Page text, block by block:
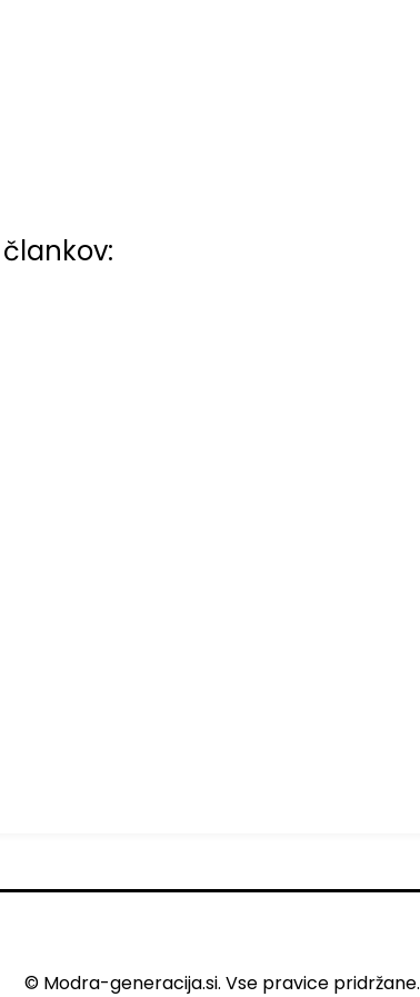
© Modra-generacija.si. Vse pravice pridržane.